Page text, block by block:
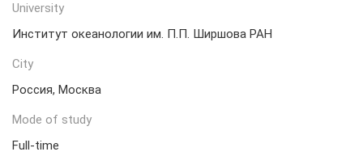
University
Институт океанологии им. П.П. Ширшова РАН
City
Россия, Москва
Mode of study
Full-time